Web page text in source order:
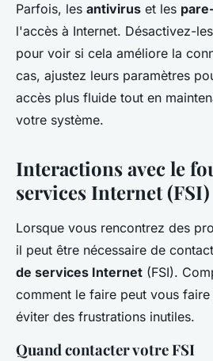
Parfois, les antivirus et les
l'accès à Internet. Désactivez-
pour voir si cela améliore la
cas, ajustez leurs paramètres
accès plus fluide tout en
votre système.
Interactions avec le
services Internet (FSI)
Lorsque vous rencontrez des
il peut être nécessaire de
de services Internet (FSI).
comment le faire peut vous
éviter des frustrations inutiles.
Quand contacter votre FSI